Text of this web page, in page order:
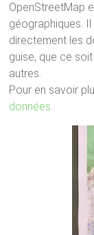
OpenStreetMap
géographiques.
directement les
guise, que ce
autres.
Pour en savoir
données.